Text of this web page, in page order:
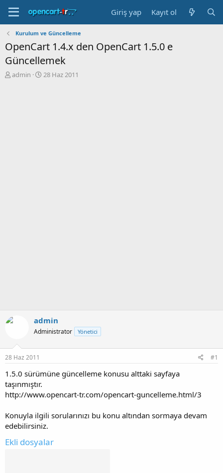
Giriş yap Kayıt ol
Kurulum ve Güncelleme
OpenCart 1.4.x den OpenCart 1.5.0 e
Güncellemek
K
admin
B
28 Haz 2011
admin
Administrator Yönetici
28 Haz 2011 #1
1.5.0 sürümüne güncelleme konusu alttaki sayfaya
taşınmıştır.
http://www.opencart-tr.com/opencart-guncelleme.html/3
Konuyla ilgili sorularınızı bu konu altından sormaya devam
edebilirsiniz.
Ekli dosyalar